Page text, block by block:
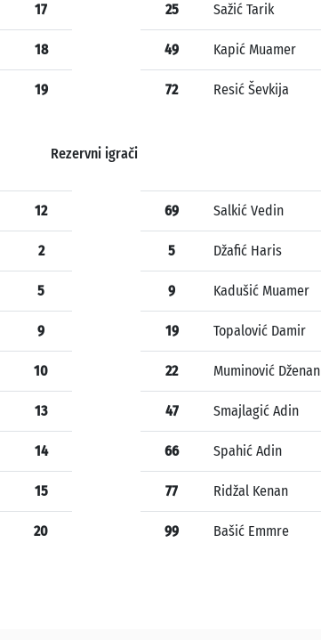
17
18
19
25 Sažić Tarik
49 Kapić Muamer
72 Resić Ševkija
Rezervni igrači
12
2
5
9
10
13
14
15
20
69 Salkić Vedin
5 Džafić Haris
9 Kadušić Muamer
19 Topalović Damir
22 Muminović Dženan
47 Smajlagić Adin
66 Spahić Adin
77 Ridžal Kenan
99 Bašić Emmre